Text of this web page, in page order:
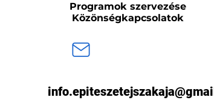
Programok szervezése
Közönségkapcsolatok